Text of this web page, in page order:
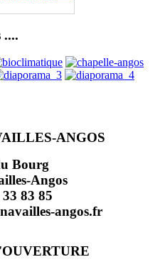
....
ANGOS
Bourg
Angos
83 85
angos.fr